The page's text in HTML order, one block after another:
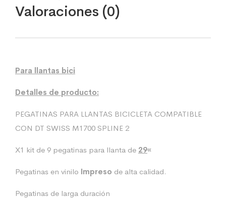
Valoraciones (0)
Para llantas bici
Detalles de producto:
PEGATINAS PARA LLANTAS BICICLETA COMPATIBLE
CON DT SWISS M1700 SPLINE 2
X1 kit de 9 pegatinas para llanta de 29«
Pegatinas en vinilo Impreso de alta calidad.
Pegatinas de larga duración